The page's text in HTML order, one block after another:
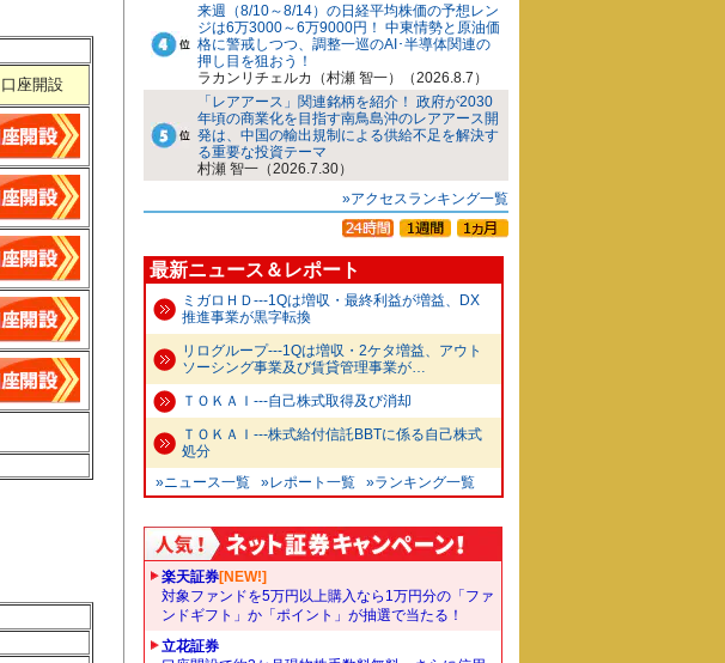
口座開設
来週（8/10～8/14）の日経平均株価の予想レン
ジは6万3000～6万9000円！ 中東情勢と原油価
格に警戒しつつ、調整一巡のAI･半導体関連の
押し目を狙おう！
ラカンリチェルカ（村瀬 智一）（2026.8.7）
「レアアース」関連銘柄を紹介！ 政府が2030
年頃の商業化を目指す南鳥島沖のレアアース開
発は、中国の輸出規制による供給不足を解決す
る重要な投資テーマ
村瀬 智一（2026.7.30）
»アクセスランキング一覧
最新ニュース＆レポート
ミガロＨＤ---1Qは増収・最終利益が増益、DX
推進事業が黒字転換
リログループ---1Qは増収・2ケタ増益、アウト
ソーシング事業及び賃貸管理事業が…
ＴＯＫＡＩ---自己株式取得及び消却
ＴＯＫＡＩ---株式給付信託BBTに係る自己株式
処分
»ニュース一覧
»レポート一覧 »ランキング一覧
楽天証券[NEW!]
対象ファンドを5万円以上購入なら1万円分の「ファ
ンドギフト」か「ポイント」が抽選で当たる！
立花証券